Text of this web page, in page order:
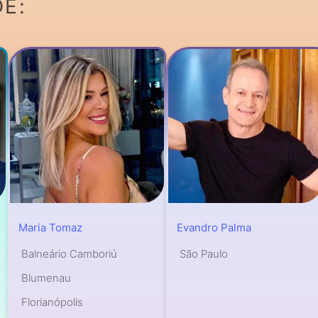
Maria Tomaz
Balneário Camboriú
Blumenau
Florianópolis
Evandro Palma
São Paulo